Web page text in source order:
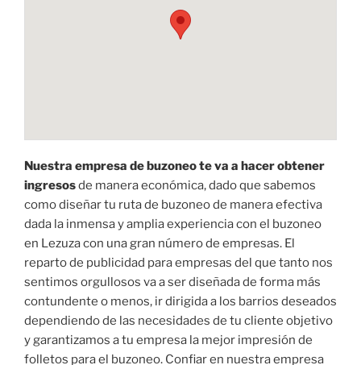
Nuestra empresa de buzoneo te va a hacer obtener
ingresosde manera económica, dado que sabemos
como diseñar tu ruta de buzoneo de manera efectiva
dada la inmensa y amplia experiencia con el buzoneo
en Lezuza con una gran número de empresas. El
reparto de publicidad para empresas del que tanto nos
sentimos orgullosos va a ser diseñada de forma más
contundente o menos, ir dirigida a los barrios deseados
dependiendo de las necesidades de tu cliente objetivo
y garantizamos a tu empresa la mejor impresión de
folletos para el buzoneo. Confiar en nuestra empresa